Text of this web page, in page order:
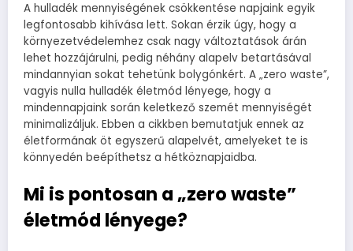
A hulladék mennyiségének csökkentése napjaink egyik
legfontosabb kihívása lett. Sokan érzik úgy, hogy a
környezetvédelemhez csak nagy változtatások árán
lehet hozzájárulni, pedig néhány alapelv betartásával
mindannyian sokat tehetünk bolygónkért. A „zero waste”,
vagyis nulla hulladék életmód lényege, hogy a
mindennapjaink során keletkező szemét mennyiségét
minimalizáljuk. Ebben a cikkben bemutatjuk ennek az
életformának öt egyszerű alapelvét, amelyeket te is
könnyedén beépíthetsz a hétköznapjaidba.
Mi is pontosan a „zero waste”
életmód lényege?